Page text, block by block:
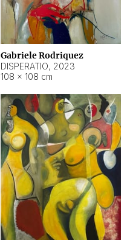
Gabriele Rodriquez
DISPERATIO, 2023
108 × 108 cm